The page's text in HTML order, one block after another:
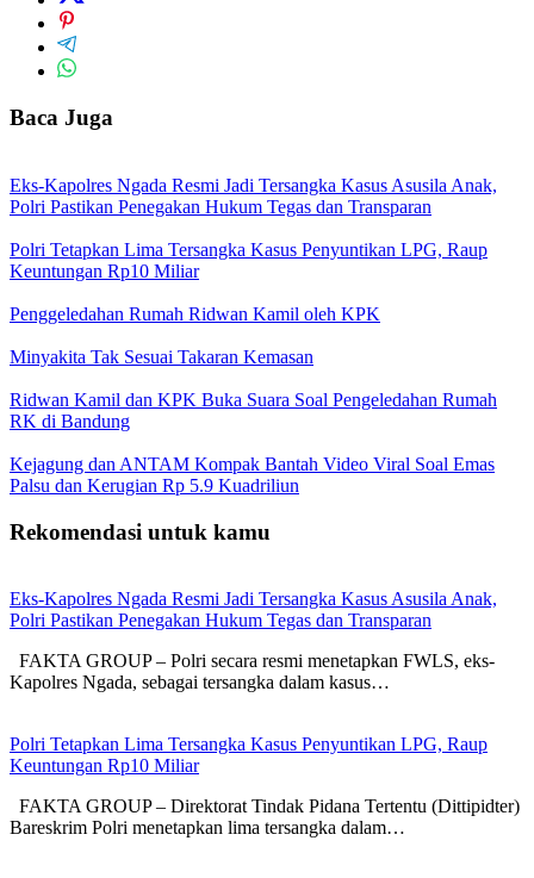
Baca Juga
Eks-Kapolres Ngada Resmi Jadi Tersangka Kasus Asusila Anak,
Polri Pastikan Penegakan Hukum Tegas dan Transparan
Polri Tetapkan Lima Tersangka Kasus Penyuntikan LPG, Raup
Keuntungan Rp10 Miliar
Penggeledahan Rumah Ridwan Kamil oleh KPK
Minyakita Tak Sesuai Takaran Kemasan
Ridwan Kamil dan KPK Buka Suara Soal Pengeledahan Rumah
RK di Bandung
Kejagung dan ANTAM Kompak Bantah Video Viral Soal Emas
Palsu dan Kerugian Rp 5.9 Kuadriliun
Rekomendasi untuk kamu
Eks-Kapolres Ngada Resmi Jadi Tersangka Kasus Asusila Anak,
Polri Pastikan Penegakan Hukum Tegas dan Transparan
FAKTA GROUP – Polri secara resmi menetapkan FWLS, eks-
Kapolres Ngada, sebagai tersangka dalam kasus…
Polri Tetapkan Lima Tersangka Kasus Penyuntikan LPG, Raup
Keuntungan Rp10 Miliar
FAKTA GROUP – Direktorat Tindak Pidana Tertentu (Dittipidter)
Bareskrim Polri menetapkan lima tersangka dalam…